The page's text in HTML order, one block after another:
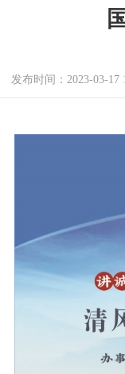
发布时间：2023-03-17